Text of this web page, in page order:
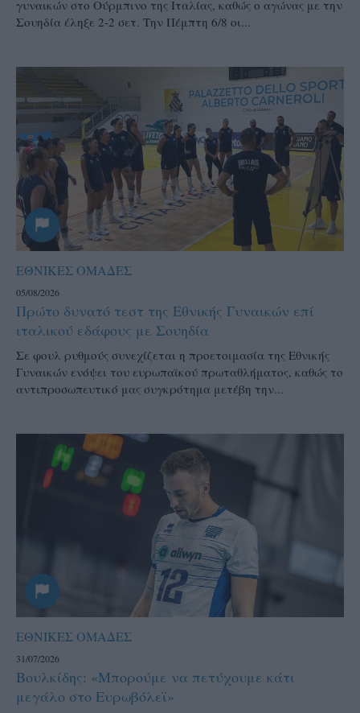
γυναικών στο Ούρμπινο της Ιταλίας, καθώς ο αγώνας με την
Σουηδία έληξε 2-2 σετ. Την Πέμπτη 6/8 οι...
ΕΘΝΙΚΕΣ ΟΜΑΔΕΣ
05/08/2026
Πρώτο δυνατό τεστ της Εθνικής Γυναικών επί
ιταλικού εδάφους με Σουηδία
Σε φουλ ρυθμούς συνεχίζεται η προετοιμασία της Εθνικής
Γυναικών ενόψει του ευρωπαϊκού πρωταθλήματος, καθώς το
αντιπροσωπευτικό μας συγκρότημα μετέβη την...
ΕΘΝΙΚΕΣ ΟΜΑΔΕΣ
31/07/2026
Βουλκίδης: «Μπορούμε να πετύχουμε κάτι
μεγάλο στο Ευρωβόλεϊ»